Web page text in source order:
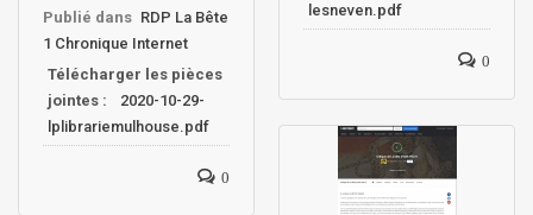
lesneven.pdf
0
Publié dans RDP La Bête
1 Chronique Internet
Télécharger les pièces
jointes :
2020-10-29-
lplibrariemulhouse.pdf
0